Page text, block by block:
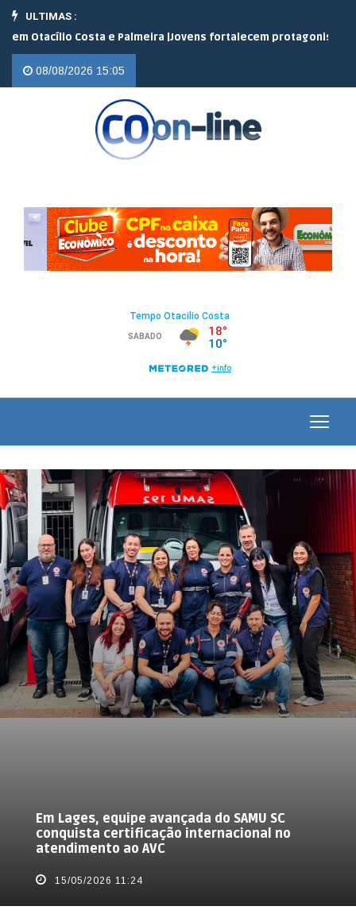
ULTIMAS :
Costa e Palmeira |Jovens fortalecem protagonismo no
08/08/2026 15:05
Em Lages, equipe avançada do SAMU SC
conquista certificação internacional no
atendimento ao AVC
15/05/2026 11:24